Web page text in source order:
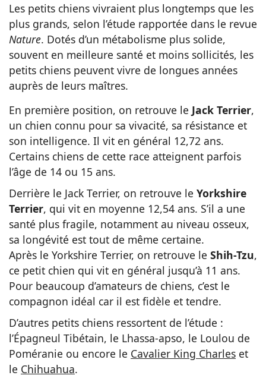
Les petits chiens vivraient plus longtemps que les
plus grands, selon l’étude rapportée dans le revue
Nature. Dotés d’un métabolisme plus solide,
souvent en meilleure santé et moins sollicités, les
petits chiens peuvent vivre de longues années
auprès de leurs maîtres.
En première position, on retrouve le Jack Terrier,
un chien connu pour sa vivacité, sa résistance et
son intelligence. Il vit en général 12,72 ans.
Certains chiens de cette race atteignent parfois
l’âge de 14 ou 15 ans.
Derrière le Jack Terrier, on retrouve le Yorkshire
Terrier, qui vit en moyenne 12,54 ans. S’il a une
santé plus fragile, notamment au niveau osseux,
sa longévité est tout de même certaine.
Après le Yorkshire Terrier, on retrouve le Shih-Tzu,
ce petit chien qui vit en général jusqu’à 11 ans.
Pour beaucoup d’amateurs de chiens, c’est le
compagnon idéal car il est fidèle et tendre.
D’autres petits chiens ressortent de l’étude :
l’Épagneul Tibétain, le Lhassa-apso, le Loulou de
Poméranie ou encore le Cavalier King Charles et
le Chihuahua.